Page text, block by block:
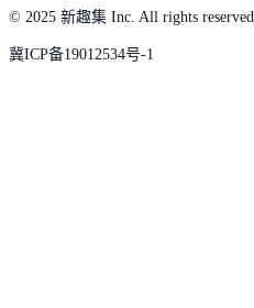
© 2025 新趣集 Inc. All rights reserved.
冀ICP备19012534号-1